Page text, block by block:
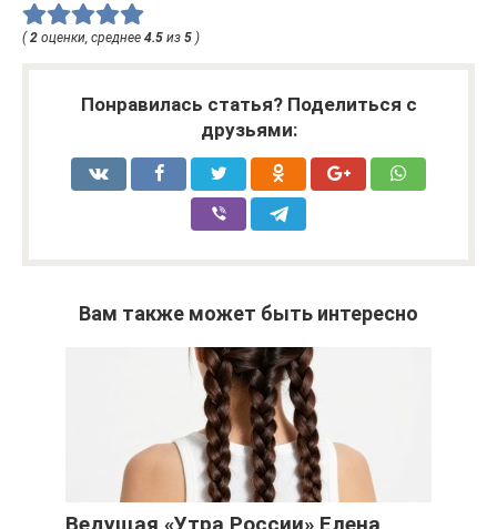
(2 оценки, среднее 4.5 из 5 )
Понравилась статья? Поделиться с
друзьями:
Вам также может быть интересно
Ведущая «Утра России» Елена